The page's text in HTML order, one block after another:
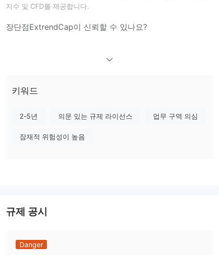
지수 및 CFD를 제공합니다.
장단점ExtrendCap이 신뢰할 수 있나요?
외환, 금속/상품, 지수 및 CFD
ExtrendCap는 최대
키워드
2-5년 의문 있는 규제 라이선스 업무 구역 의심
잠재적 위험성이 높음
규제 공시
Danger